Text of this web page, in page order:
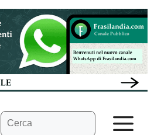
Ricerca
per: